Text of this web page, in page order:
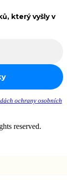
který vyšly v
ochrany osobních
reserved.